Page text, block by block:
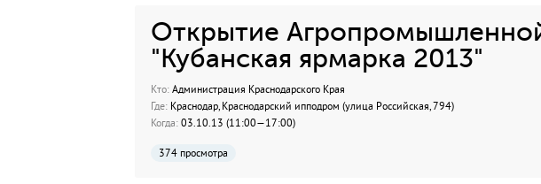
Открытие
"Кубанская ярмарка 2013"
Кто:Администрация Краснодарского Края
Где:Краснодар, Краснодарский ипподром (улица Российская, 794)
Когда:03.10.13 (11:00—17:00)
374 просмотра